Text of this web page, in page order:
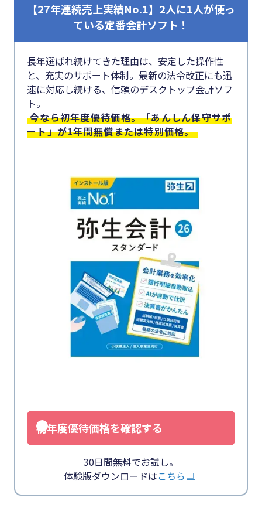
【27年連続売上実績No.1】2人に1人が使っ
ている定番会計ソフト！
長年選ばれ続けてきた理由は、安定した操作性
と、充実のサポート体制。最新の法令改正にも迅
速に対応し続ける、信頼のデスクトップ会計ソフ
ト。
今なら初年度優待価格。「あんしん保守サポ
ート」が1年間無償または特別価格。
初年度優待価格を確認する
30日間無料でお試し。
体験版ダウンロードはこちら